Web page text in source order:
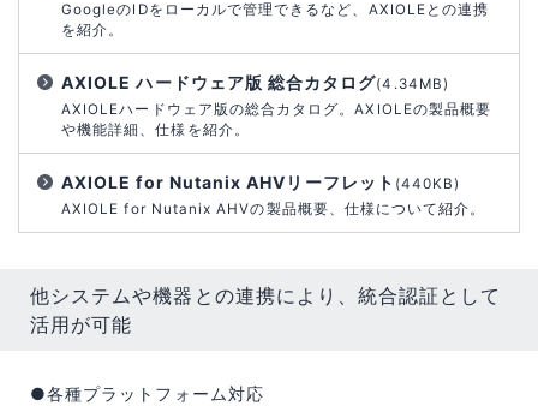
GoogleのIDをローカルで管理できるなど、AXIOLEとの連携
を紹介。
AXIOLE ハードウェア版 総合カタログ(4.34MB)
AXIOLEハードウェア版の総合カタログ。AXIOLEの製品概要
や機能詳細、仕様を紹介。
AXIOLE for Nutanix AHVリーフレット (440KB)
AXIOLE for Nutanix AHVの製品概要、仕様について紹介。
他システムや機器との連携により、統合認証として
活用が可能
●各種プラットフォーム対応